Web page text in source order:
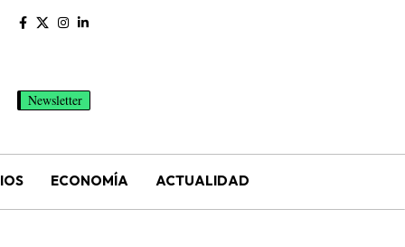
Newsletter
ECONOMÍA ACTUALIDAD